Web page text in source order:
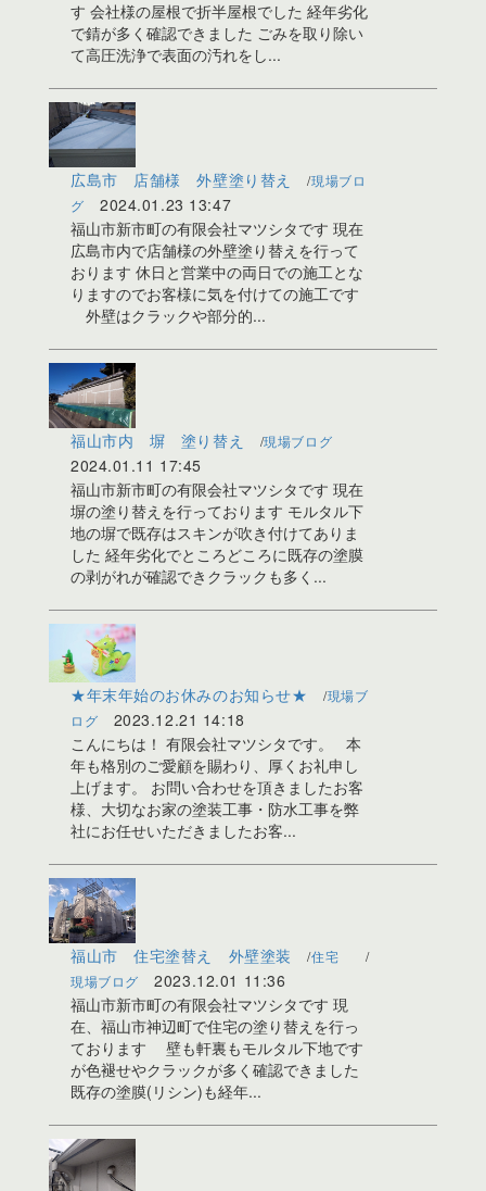
す 会社様の屋根で折半屋根でした 経年劣化
で錆が多く確認できました ごみを取り除い
て高圧洗浄で表面の汚れをし...
広島市 店舗様 外壁塗り替え
現場ブロ
グ
2024.01.23 13:47
福山市新市町の有限会社マツシタです 現在
広島市内で店舗様の外壁塗り替えを行って
おります 休日と営業中の両日での施工とな
りますのでお客様に気を付けての施工です
外壁はクラックや部分的...
福山市内 塀 塗り替え 現場ブログ
2024.01.11 17:45
福山市新市町の有限会社マツシタです 現在
塀の塗り替えを行っております モルタル下
地の塀で既存はスキンが吹き付けてありま
した 経年劣化でところどころに既存の塗膜
の剥がれが確認できクラックも多く...
★年末年始のお休みのお知らせ★
現場ブ
ログ
2023.12.21 14:18
こんにちは！ 有限会社マツシタです。 本
年も格別のご愛顧を賜わり、厚くお礼申し
上げます。 お問い合わせを頂きましたお客
様、大切なお家の塗装工事・防水工事を弊
社にお任せいただきましたお客...
福山市 住宅塗替え 外壁塗装
住宅
現場ブログ
2023.12.01 11:36
福山市新市町の有限会社マツシタです 現
在、福山市神辺町で住宅の塗り替えを行っ
ております 壁も軒裏もモルタル下地です
が色褪せやクラックが多く確認できました
既存の塗膜(リシン)も経年...